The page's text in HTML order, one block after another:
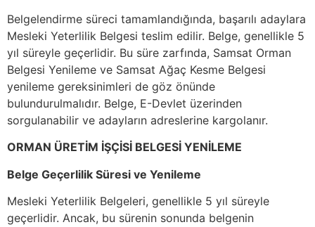
Belgelendirme süreci tamamlandığında, başarılı adaylara
Mesleki Yeterlilik Belgesi teslim edilir. Belge, genellikle 5
yıl süreyle geçerlidir. Bu süre zarfında, Samsat Orman
Belgesi Yenileme ve Samsat Ağaç Kesme Belgesi
yenileme gereksinimleri de göz önünde
bulundurulmalıdır. Belge, E-Devlet üzerinden
sorgulanabilir ve adayların adreslerine kargolanır.
ORMAN ÜRETİM İŞÇİSİ BELGESİ YENİLEME
Belge Geçerlilik Süresi ve Yenileme
Mesleki Yeterlilik Belgeleri, genellikle 5 yıl süreyle
geçerlidir. Ancak, bu sürenin sonunda belgenin